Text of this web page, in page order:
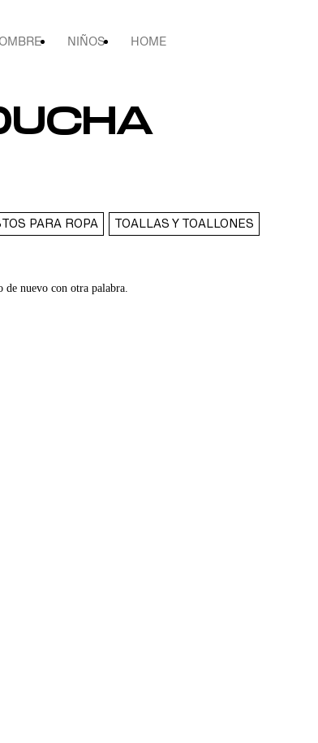
NIÑOS HOME
PARA ROPA TOALLAS Y TOALLONES
de nuevo con otra palabra.